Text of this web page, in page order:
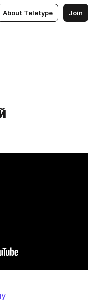
About Teletype Join